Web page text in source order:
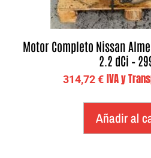
Motor Completo Nissan
2.2 dCi –
314,72€ IVA y
Añadir al